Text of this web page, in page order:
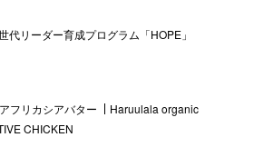
代リーダー育成プログラム「HOPE」
アフリカシアバター
Haruulala organic
CHICKEN